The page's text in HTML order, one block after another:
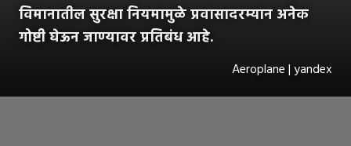
विमानातील सुरक्षा नियमामुळे प्रवासादरम्यान अनेक
गोष्टी घेऊन जाण्यावर प्रतिबंध आहे.
Aeroplane | yandex